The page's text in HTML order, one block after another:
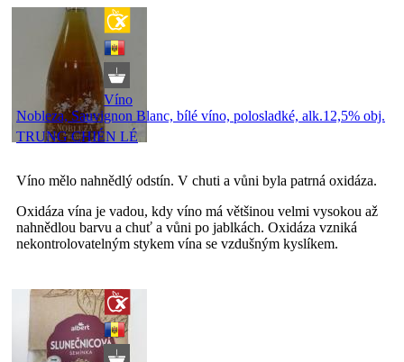
Víno
Nobleza, Sauvignon Blanc, bílé víno, polosladké, alk.12,5% obj.
TRUNG CHIÉN LÉ
Víno mělo nahnědlý odstín. V chuti a vůni byla patrná oxidáza.
Oxidáza vína je vadou, kdy víno má většinou velmi vysokou až
nahnědlou barvu a chuť a vůni po jablkách. Oxidáza vzniká
nekontrolovatelným stykem vína se vzdušným kyslíkem.